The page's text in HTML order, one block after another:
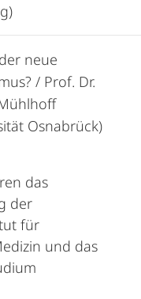
neue
/ Prof. Dr.
Osnabrück)
das
der
für
und das